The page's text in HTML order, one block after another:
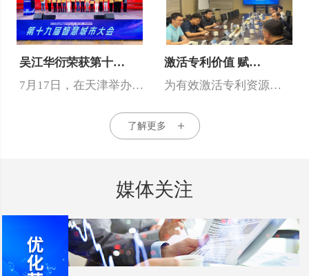
吴江华衍荣获第十…
7月17日，在天津举办的2026年第十九届智慧城市大会上，吴江华…
激活专利价值 赋…
为有效激活专利资源价值，切实推动专利成果向市场价值转化，近日，吴…
了解更多
媒体关注